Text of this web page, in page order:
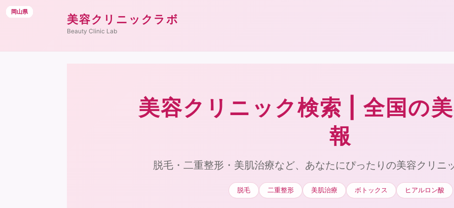
美容クリニックラボ
Beauty Clinic Lab
美容クリニック検索 | 全国の
報
脱毛・二重整形・美肌治療など、あなたにぴったりの美容クリニ
脱毛 二重整形 美肌治療 ボトックス ヒアルロン酸
岡山県
岡山県
岡山県
岡山県
岡山県
岡山県
岡山県
岡山県
岡山県
岡山県
岡山県
岡山県